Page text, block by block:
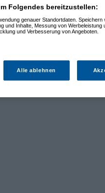
Folgendes bereitzustellen:
genauer Standortdaten. Speichern
und Inhalte, Messung von Werbeleistung
und Verbesserung von Angeboten.
Alle ablehnen